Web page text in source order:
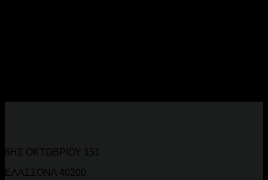
6ΗΣ ΟΚΤΩΒΡΙΟΥ 151
ΕΛΑΣΣΟΝΑ 40200